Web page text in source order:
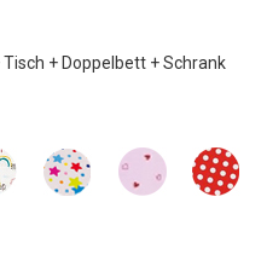
+ Doppelbett + Schrank